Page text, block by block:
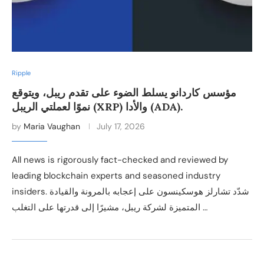
Ripple
مؤسس كاردانو يسلط الضوء على تقدم ريبل، ويتوقع
نموًا لعملتي الريبل (XRP) والأدا (ADA).
by Maria Vaughan July 17, 2026
All news is rigorously fact-checked and reviewed by
leading blockchain experts and seasoned industry
insiders. شدّد تشارلز هوسكينسون على إعجابه بالمرونة والقيادة
المتميزة لشركة ريبل، مشيرًا إلى قدرتها على التغلب …